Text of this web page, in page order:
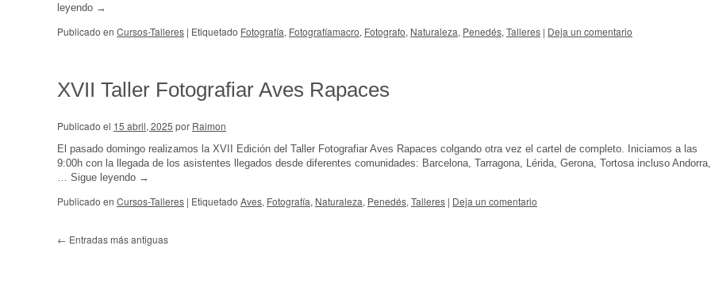
leyendo →
Publicado en Cursos-Talleres | Etiquetado Fotografía, Fotografíamacro, Fotografo, Naturaleza, Penedés, Talleres | Deja un comentario
XVII Taller Fotografiar Aves Rapaces
Publicado el 15 abril, 2025 por Raimon
El pasado domingo realizamos la XVII Edición del Taller Fotografiar Aves Rapaces colgando otra vez el cartel de completo. Iniciamos a las
9:00h con la llegada de los asistentes llegados desde diferentes comunidades: Barcelona, Tarragona, Lérida, Gerona, Tortosa incluso Andorra,
… Sigue leyendo →
Publicado en Cursos-Talleres | Etiquetado Aves, Fotografía, Naturaleza, Penedés, Talleres | Deja un comentario
← Entradas más antiguas